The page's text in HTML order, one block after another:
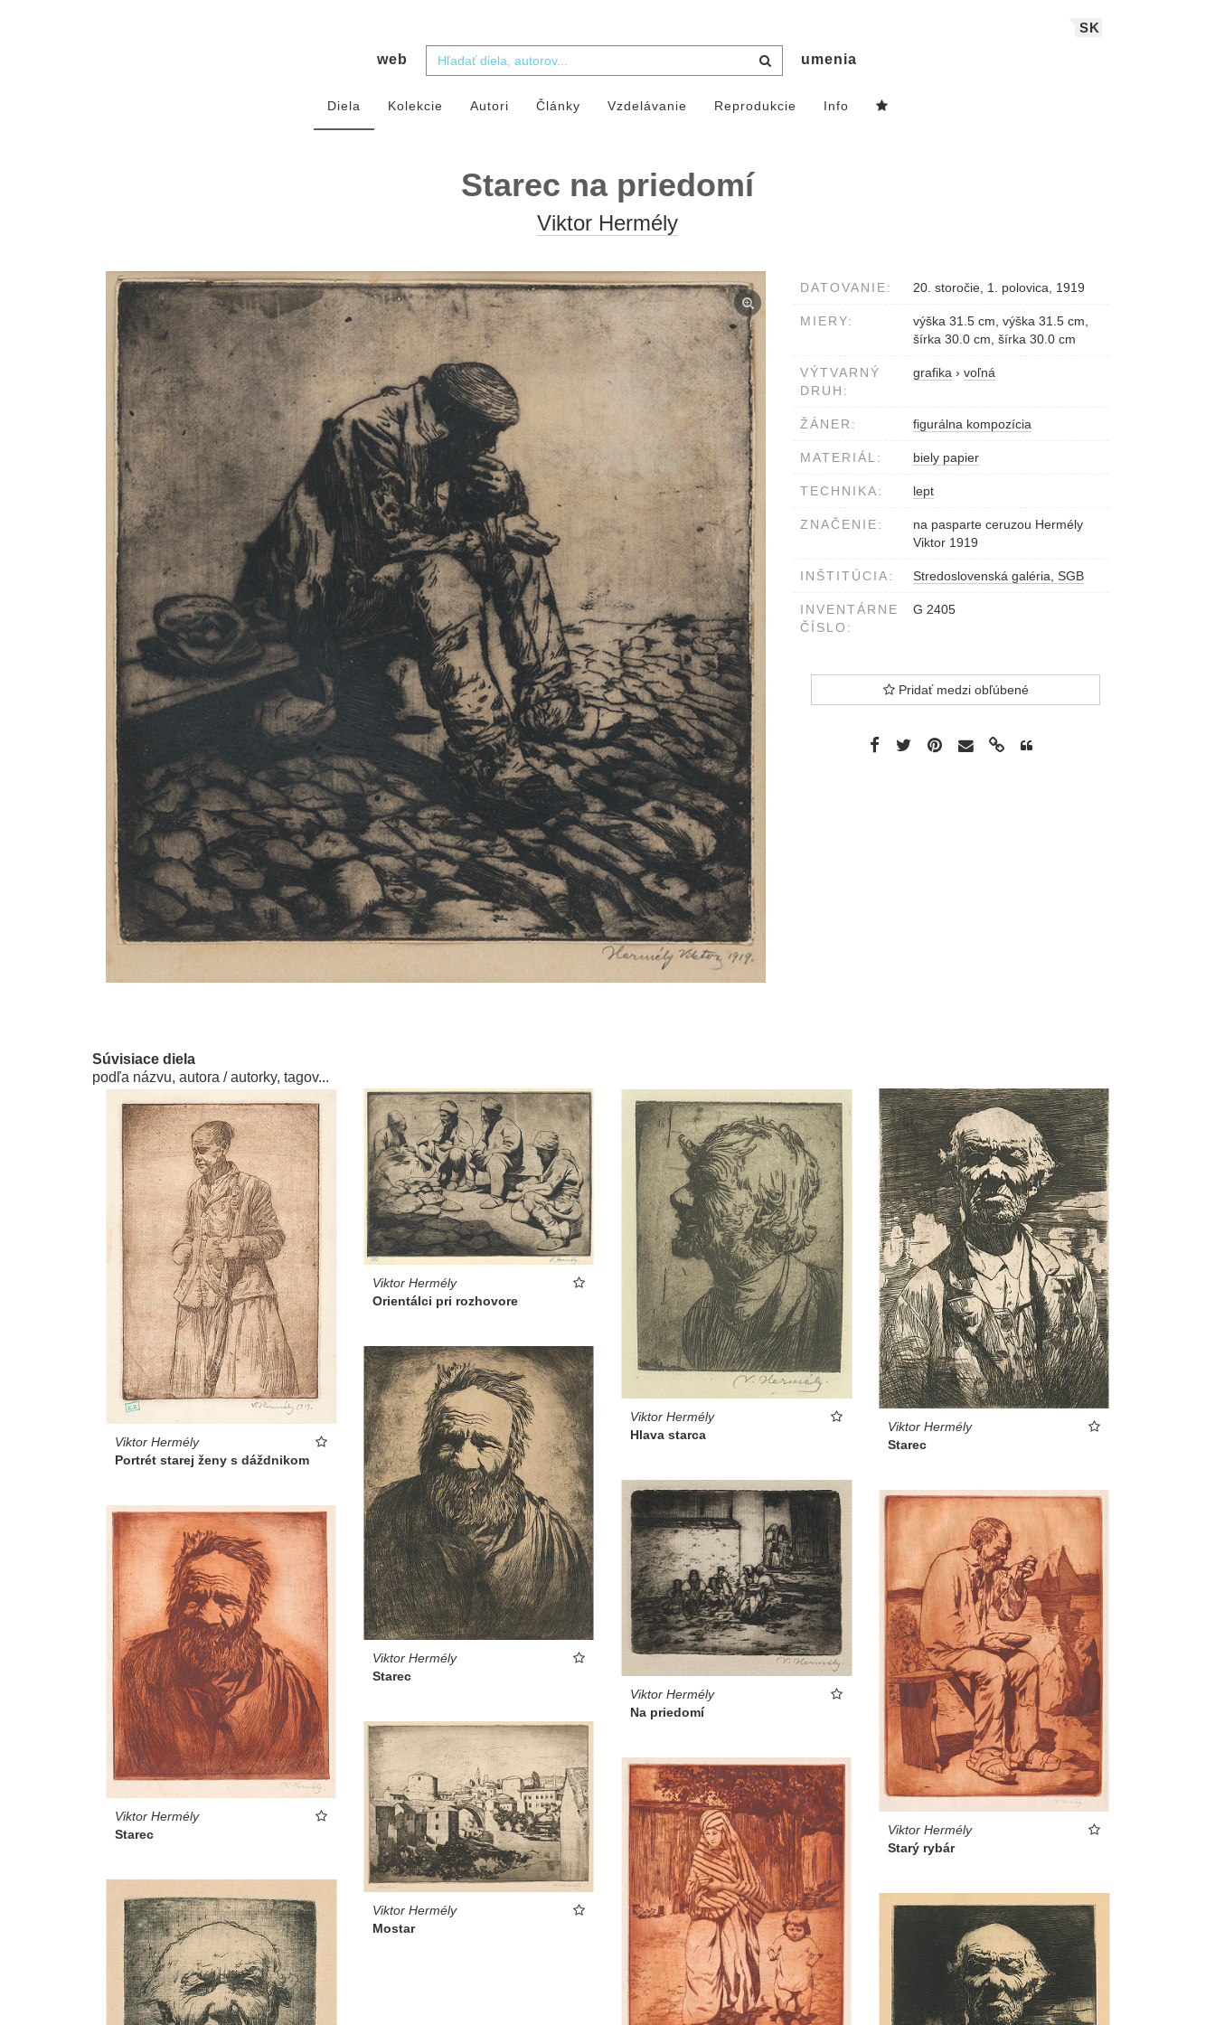
SK
web umenia
Diela Kolekcie Autori Články Vzdelávanie Reprodukcie Info
Starec na priedomí
Viktor Hermély
DATOVANIE: 20. storočie, 1. polovica, 1919
MIERY:
výška 31.5 cm, výška 31.5 cm,
šírka 30.0 cm, šírka 30.0 cm
VÝTVARNÝ
DRUH:
grafika › voľná
ŽÁNER: figurálna kompozícia
MATERIÁL: biely papier
TECHNIKA: lept
ZNAČENIE:
na pasparte ceruzou Hermély
Viktor 1919
INŠTITÚCIA: Stredoslovenská galéria, SGB
INVENTÁRNE
ČÍSLO:
G 2405
Pridať medzi obľúbené
Súvisiace diela
podľa názvu, autora / autorky, tagov...
Viktor Hermély
Portrét starej ženy s dáždnikom
Viktor Hermély
Orientálci pri rozhovore
Viktor Hermély
Hlava starca
Viktor Hermély
Starec
Viktor Hermély
Starec
Viktor Hermély
Na priedomí
Viktor Hermély
Starý rybár
Viktor Hermély
Starec
Viktor Hermély
Mostar